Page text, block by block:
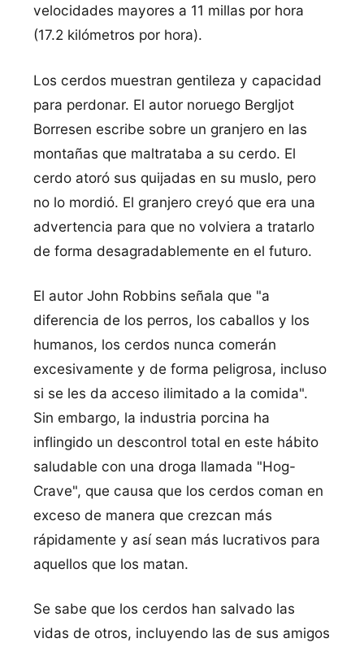
velocidades mayores a 11 millas por hora
(17.2 kilómetros por hora).
Los cerdos muestran gentileza y capacidad
para perdonar. El autor noruego Bergljot
Borresen escribe sobre un granjero en las
montañas que maltrataba a su cerdo. El
cerdo atoró sus quijadas en su muslo, pero
no lo mordió. El granjero creyó que era una
advertencia para que no volviera a tratarlo
de forma desagradablemente en el futuro.
El autor John Robbins señala que "a
diferencia de los perros, los caballos y los
humanos, los cerdos nunca comerán
excesivamente y de forma peligrosa, incluso
si se les da acceso ilimitado a la comida".
Sin embargo, la industria porcina ha
inflingido un descontrol total en este hábito
saludable con una droga llamada "Hog-
Crave", que causa que los cerdos coman en
exceso de manera que crezcan más
rápidamente y así­ sean más lucrativos para
aquellos que los matan.
Se sabe que los cerdos han salvado las
vidas de otros, incluyendo las de sus amigos